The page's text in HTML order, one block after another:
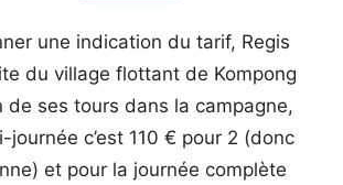
une indication du tarif, Regis
du village flottant de Kompong
de ses tours dans la campagne,
journée c’est 110 € pour 2 (donc
et pour la journée complète